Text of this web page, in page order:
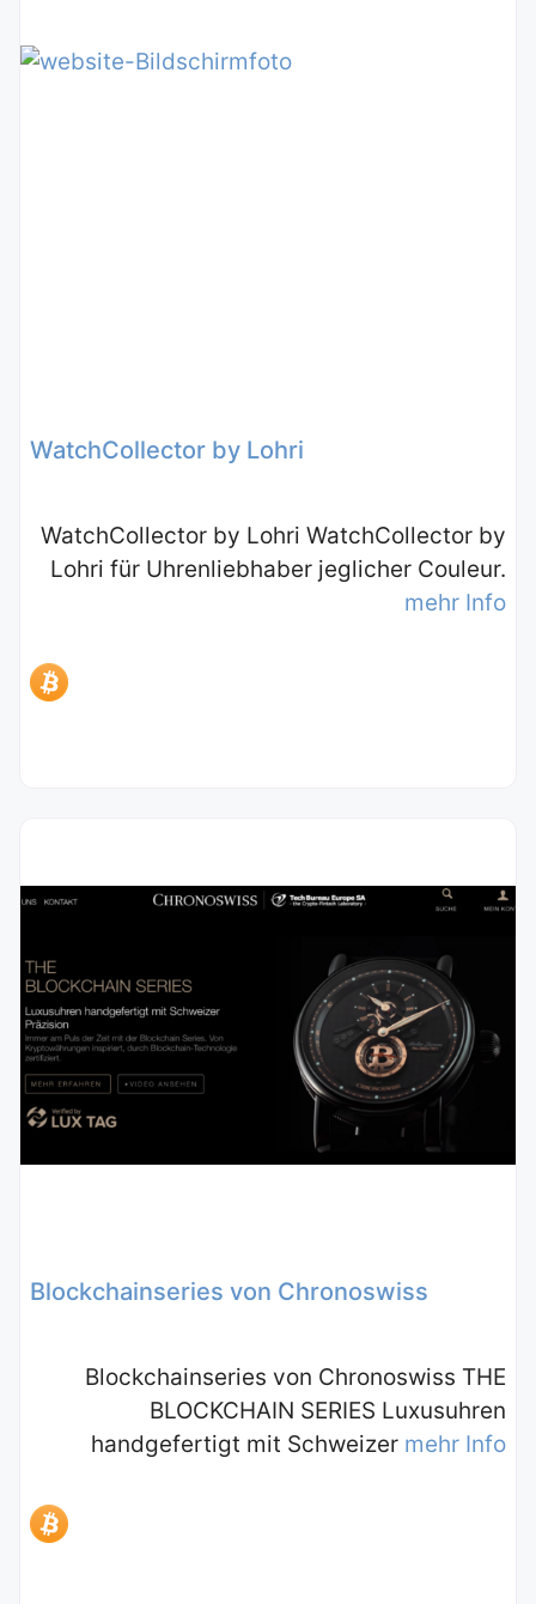
WatchCollector by Lohri
WatchCollector by Lohri WatchCollector by
Lohri für Uhrenliebhaber jeglicher Couleur.
mehr Info
Blockchainseries von Chronoswiss
Blockchainseries von Chronoswiss THE
BLOCKCHAIN SERIES Luxusuhren
handgefertigt mit Schweizer mehr Info